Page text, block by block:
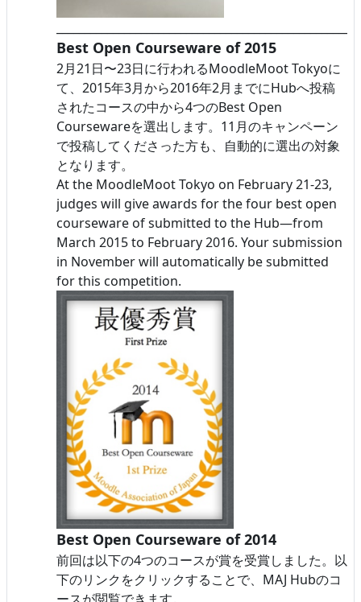
Best Open Courseware of 2015
2月21日〜23日に行われるMoodleMoot Tokyoに
て、2015年3月から2016年2月までにHubへ投稿
されたコースの中から4つのBest Open
Coursewareを選出します。11月のキャンペーン
で投稿してくださった方も、自動的に選出の対象
となります。
At the MoodleMoot Tokyo on February 21-23,
judges will give awards for the four best open
courseware of submitted to the Hub—from
March 2015 to February 2016. Your submission
in November will automatically be submitted
for this competition.
Best Open Courseware of 2014
前回は以下の4つのコースが賞を受賞しました。以
下のリンクをクリックすることで、MAJ Hubのコ